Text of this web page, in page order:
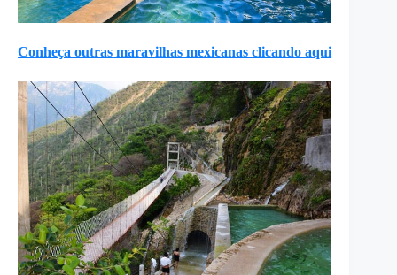
Conheça outras maravilhas mexicanas clicando aqui